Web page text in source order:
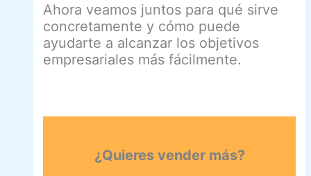
Ahora veamos juntos para qué sirve
concretamente y cómo puede
ayudarte a alcanzar los objetivos
empresariales más fácilmente.
¿Quieres vender más?